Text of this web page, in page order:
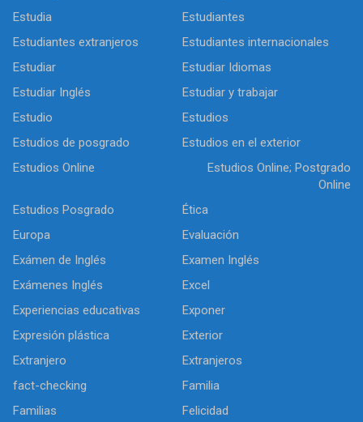
Estudia
Estudiantes
Estudiantes extranjeros
Estudiantes internacionales
Estudiar
Estudiar Idiomas
Estudiar Inglés
Estudiar y trabajar
Estudio
Estudios
Estudios de posgrado
Estudios en el exterior
Estudios Online
Estudios Online; Postgrado
Online
Estudios Posgrado
Ética
Europa
Evaluación
Exámen de Inglés
Examen Inglés
Exámenes Inglés
Excel
Experiencias educativas
Exponer
Expresión plástica
Exterior
Extranjero
Extranjeros
fact-checking
Familia
Familias
Felicidad